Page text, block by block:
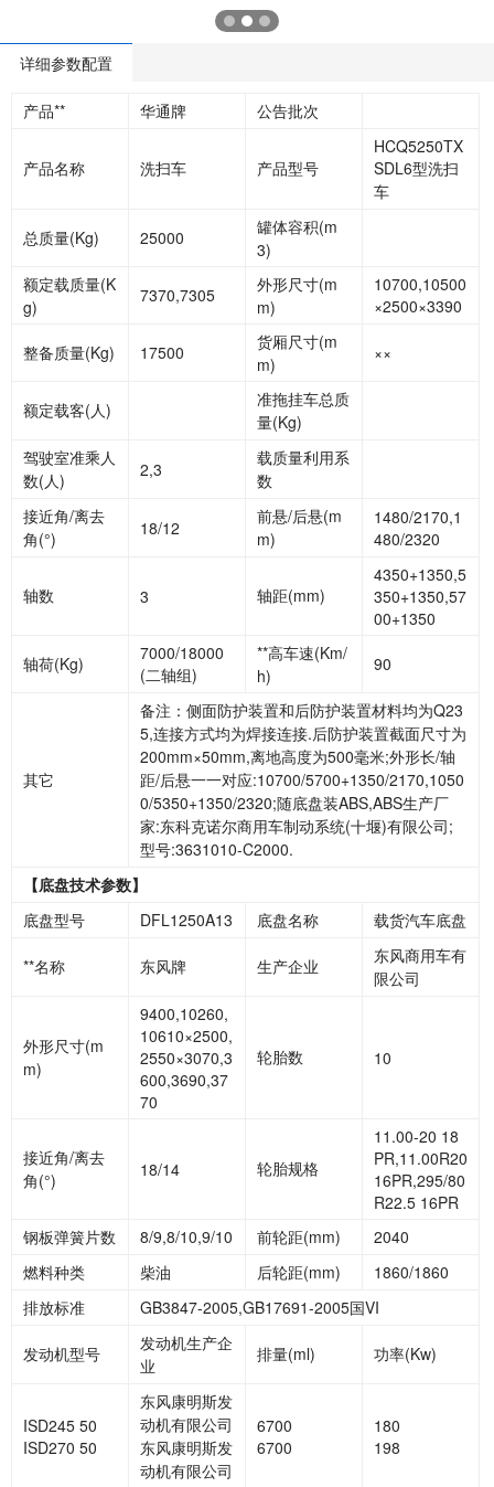
详细参数配置
产品** 华通牌 公告批次
产品名称 洗扫车 产品型号
HCQ5250TX
SDL6型洗扫
车
总质量(Kg) 25000
罐体容积(m
3)
额定载质量(K
g)
7370,7305
外形尺寸(m
m)
10700,10500
×2500×3390
整备质量(Kg) 17500
货厢尺寸(m
m)
××
额定载客(人)
准拖挂车总质
量(Kg)
驾驶室准乘人
数(人)
2,3
载质量利用系
数
接近角/离去
角(°)
18/12
前悬/后悬(m
m)
1480/2170,1
480/2320
轴数 3 轴距(mm)
4350+1350,5
350+1350,57
00+1350
轴荷(Kg)
7000/18000
(二轴组)
**高车速(Km/
h)
90
其它
备注：侧面防护装置和后防护装置材料均为Q23
5,连接方式均为焊接连接.后防护装置截面尺寸为
200mm×50mm,离地高度为500毫米;外形长/轴
距/后悬一一对应:10700/5700+1350/2170,1050
0/5350+1350/2320;随底盘装ABS,ABS生产厂
家:东科克诺尔商用车制动系统(十堰)有限公司;
型号:3631010-C2000.
【底盘技术参数】
底盘型号
DFL1250A13 底盘名称 载货汽车底盘
**名称 东风牌 生产企业
东风商用车有
限公司
外形尺寸(m
m)
9400,10260,
10610×2500,
2550×3070,3
600,3690,37
70
轮胎数 10
接近角/离去
角(°)
18/14 轮胎规格
11.00-20 18
PR,11.00R20
16PR,295/80
R22.5 16PR
钢板弹簧片数
8/9,8/10,9/10 前轮距(mm)
2040
燃料种类
柴油 后轮距(mm)
1860/1860
排放标准
GB3847-2005,GB17691-2005国VI
发动机型号
发动机生产企
业
排量(ml) 功率(Kw)
ISD245 50
ISD270 50
东风康明斯发
动机有限公司
东风康明斯发
动机有限公司
6700
6700
180
198